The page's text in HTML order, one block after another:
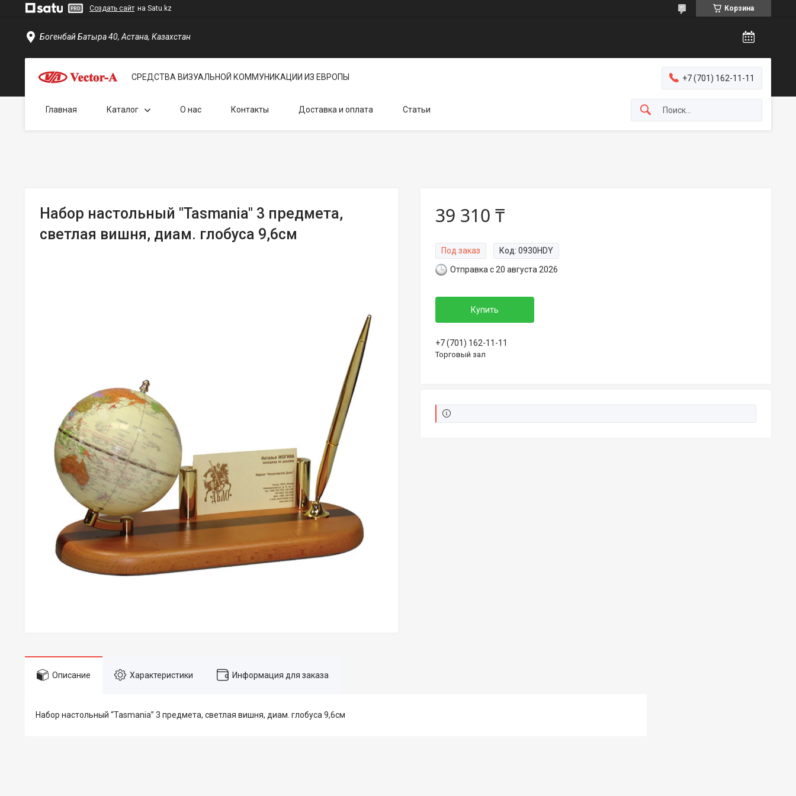
Создать сайт на Satu.kz Корзина
Богенбай Батыра 40, Астана, Казахстан
СРЕДСТВА ВИЗУАЛЬНОЙ КОММУНИКАЦИИ ИЗ ЕВРОПЫ +7 (701) 162-11-11
Главная Каталог О нас Контакты Доставка и оплата Статьи
Набор настольный "Tasmania" 3 предмета,
светлая вишня, диам. глобуса 9,6см
39 310 ₸
Под заказ Код: 0930HDY
Отправка с 20 августа 2026
Купить
+7 (701) 162-11-11
Торговый зал
Описание Характеристики Информация для заказа
Набор настольный “Tasmania” 3 предмета, светлая вишня, диам. глобуса 9,6см